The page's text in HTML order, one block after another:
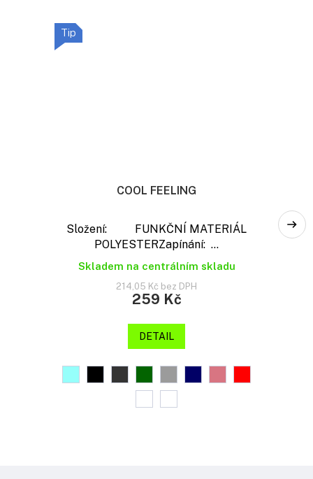
Tip
COOL FEELING
Složení: FUNKČNÍ MATERIÁL
POLYESTERZapínání: ...
Skladem na centrálním skladu
214,05 Kč bez DPH
259 Kč
DETAIL